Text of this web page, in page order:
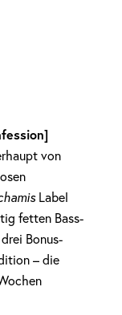
von
Label
fetten Bass-
Bonus-
– die